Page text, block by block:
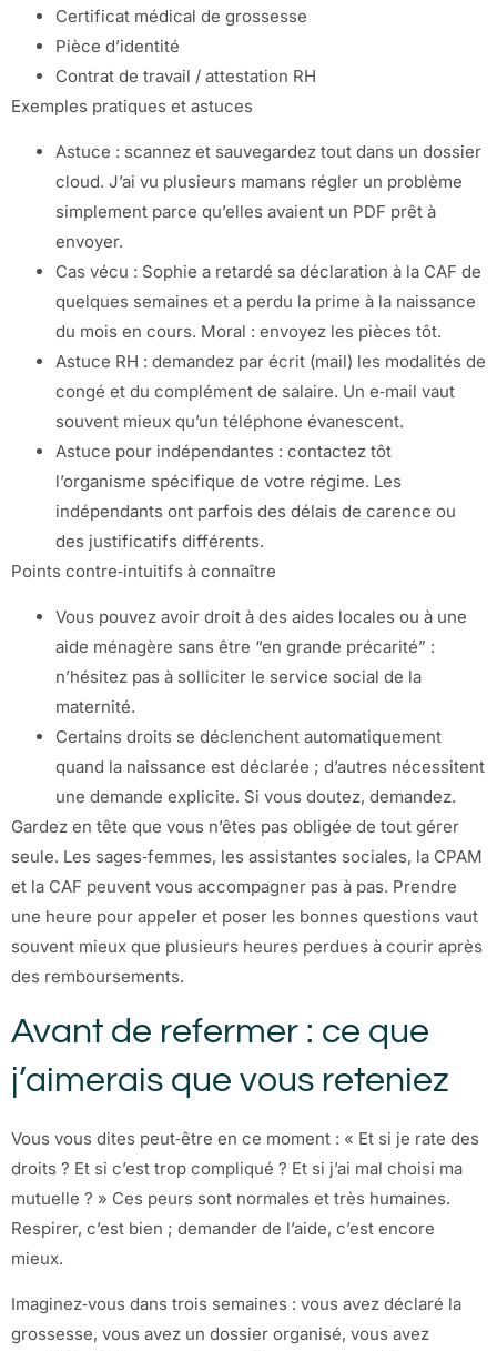
Certificat médical de grossesse
Pièce d’identité
Contrat de travail / attestation RH
Exemples pratiques et astuces
Astuce : scannez et sauvegardez tout dans un dossier
cloud. J’ai vu plusieurs mamans régler un problème
simplement parce qu’elles avaient un PDF prêt à
envoyer.
Cas vécu : Sophie a retardé sa déclaration à la CAF de
quelques semaines et a perdu la prime à la naissance
du mois en cours. Moral : envoyez les pièces tôt.
Astuce RH : demandez par écrit (mail) les modalités de
congé et du complément de salaire. Un e‑mail vaut
souvent mieux qu’un téléphone évanescent.
Astuce pour indépendantes : contactez tôt
l’organisme spécifique de votre régime. Les
indépendants ont parfois des délais de carence ou
des justificatifs différents.
Points contre‑intuitifs à connaître
Vous pouvez avoir droit à des aides locales ou à une
aide ménagère sans être “en grande précarité” :
n’hésitez pas à solliciter le service social de la
maternité.
Certains droits se déclenchent automatiquement
quand la naissance est déclarée ; d’autres nécessitent
une demande explicite. Si vous doutez, demandez.
Gardez en tête que vous n’êtes pas obligée de tout gérer
seule. Les sages‑femmes, les assistantes sociales, la CPAM
et la CAF peuvent vous accompagner pas à pas. Prendre
une heure pour appeler et poser les bonnes questions vaut
souvent mieux que plusieurs heures perdues à courir après
des remboursements.
Avant de refermer : ce que
j’aimerais que vous reteniez
Vous vous dites peut‑être en ce moment : « Et si je rate des
droits ? Et si c’est trop compliqué ? Et si j’ai mal choisi ma
mutuelle ? » Ces peurs sont normales et très humaines.
Respirer, c’est bien ; demander de l’aide, c’est encore
mieux.
Imaginez‑vous dans trois semaines : vous avez déclaré la
grossesse, vous avez un dossier organisé, vous avez